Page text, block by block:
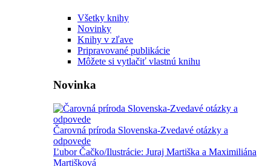
Všetky knihy
Novinky
Knihy v zľave
Pripravované publikácie
Môžete si vytlačiť vlastnú knihu
Novinka
Čarovná príroda Slovenska-Zvedavé otázky a
odpovede
Ľubor Čačko/Ilustrácie: Juraj Martiška a Maximiliána
Martišková